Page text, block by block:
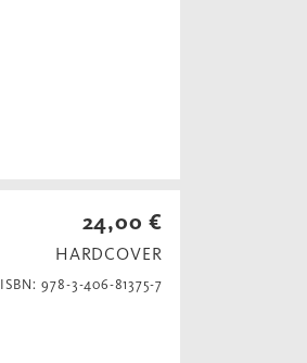
24,00 €
HARDCOVER
ISBN: 978-3-406-81375-7